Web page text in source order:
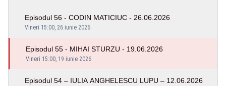
Episodul 56 - CODIN MATICIUC - 26.06.2026
Vineri 15:00, 26 iunie 2026
Episodul 55 - MIHAI STURZU - 19.06.2026
Vineri 15:00, 19 iunie 2026
Episodul 54 – IULIA ANGHELESCU LUPU – 12.06.2026